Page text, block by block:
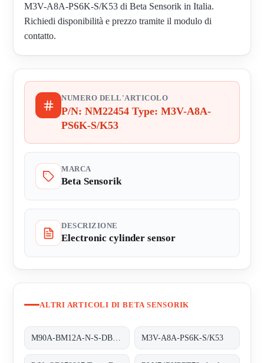
M3V-A8A-PS6K-S/K53 di Beta Sensorik in Italia.
Richiedi disponibilità e prezzo tramite il modulo di
contatto.
NUMERO DELL'ARTICOLO
P/N: NM22454 Type: M3V-A8A-
PS6K-S/K53
MARCA
Beta Sensorik
DESCRIZIONE
Electronic cylinder sensor
ALTRI ARTICOLI DI BETA SENSORIK
M3V-A8A-PS6K-S/K53